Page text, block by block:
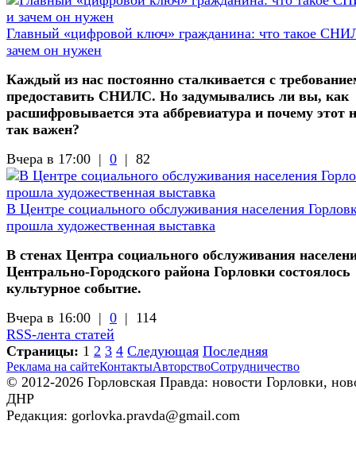
Главный «цифровой ключ» гражданина: что такое
зачем он нужен
Каждый из нас постоянно сталкивается с
предоставить СНИЛС. Но задумывались ли вы, как
расшифровывается эта аббревиатура и почему этот
так важен?
Вчера в 17:00 | 0 | 82
В Центре социального обслуживания населения
прошла художественная выставка
В стенах Центра социального обслуживания
Центрально-Городского района Горловки состоялось
культурное событие.
Вчера в 16:00 | 0 | 114
RSS-лента статей
Страницы: 1 2 3 4 Следующая Последняя
Реклама на сайтеКонтактыАвторствоСотрудничество
© 2012-2026 Горловская Правда: новости Горловки,
ДНР
Редакция: gorlovka.pravda@gmail.com